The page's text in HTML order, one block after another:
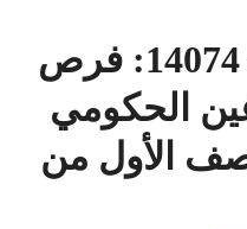
إجمالي التوظيف 14074: فرص
الحكومي
الأول من